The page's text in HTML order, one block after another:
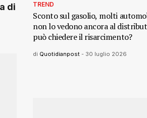
di
TREND
Sconto sul gasolio, molti
non lo vedono ancora al
può chiedere il risarcimento?
di Quotidianpost - 30 luglio 2026